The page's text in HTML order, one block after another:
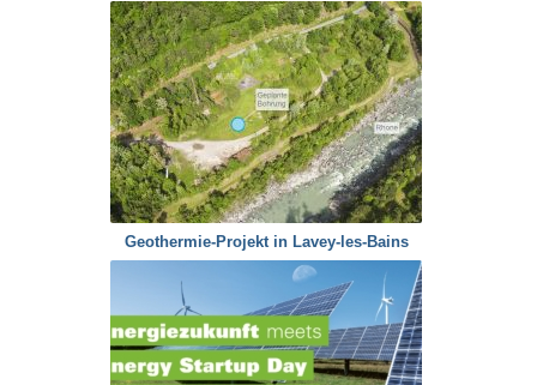
Geothermie-Projekt in Lavey-les-Bains